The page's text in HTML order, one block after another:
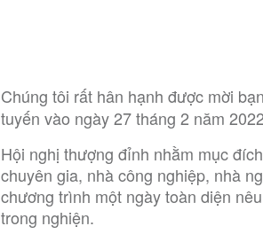
Chúng tôi rất hân hạnh được mời
tuyến vào ngày 27 tháng 2 năm
Hội nghị thượng đỉnh nhằm mục
chuyên gia, nhà công nghiệp, nhà
chương trình một ngày toàn diện
trong nghiện.